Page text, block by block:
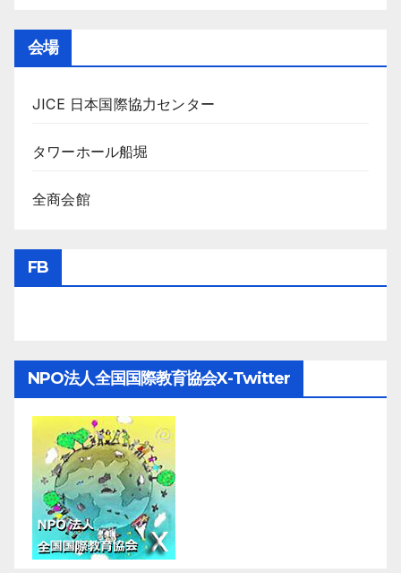
会場
JICE 日本国際協力センター
タワーホール船堀
全商会館
FB
NPO法人全国国際教育協会X-Twitter